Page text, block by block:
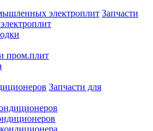
Запчасти
пром.плит
Запчасти для